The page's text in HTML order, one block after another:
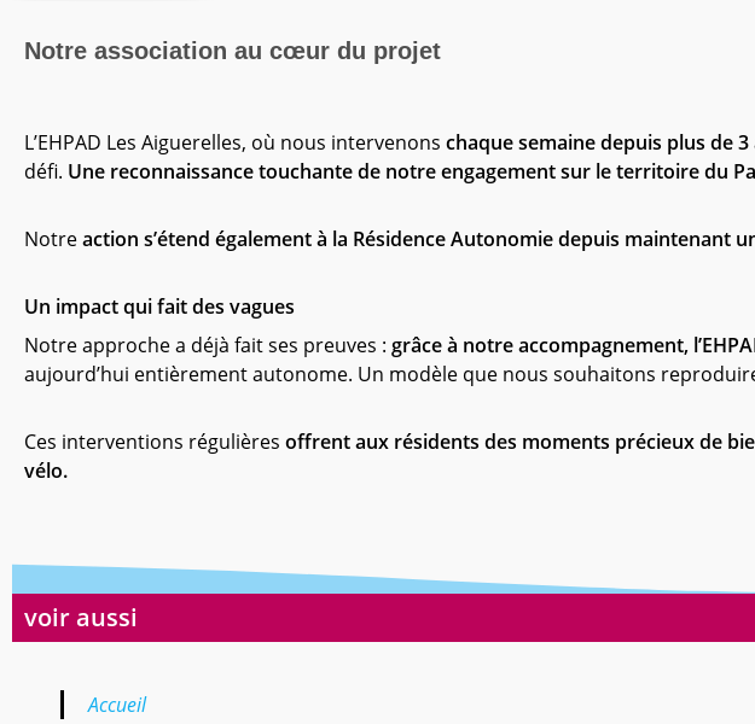
Notre association au cœur du projet
L’EHPAD Les Aiguerelles, où nous intervenons chaque semaine depuis plus de 3
défi. Une reconnaissance touchante de notre engagement sur le territoire du
Notreaction s’étend également à la Résidence Autonomie depuis maintenant
Un impact qui fait des vagues
Notre approche a déjà fait ses preuves : grâce à notre accompagnement,
aujourd’hui entièrement autonome. Un modèle que nous souhaitons
Ces interventions régulières offrent aux résidents des moments précieux de
vélo.
voir aussi
Accueil